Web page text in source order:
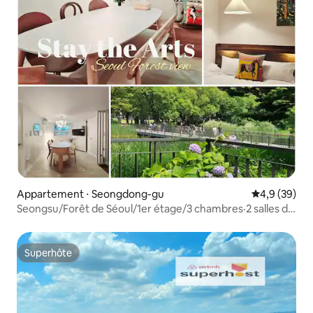
Appartement ⋅ Seongdong-gu Évaluation
4,9 (39)
Seongsu/Forêt de Séoul/1er étage/3 chambres·2 salles de
Superhôte
Superhôte